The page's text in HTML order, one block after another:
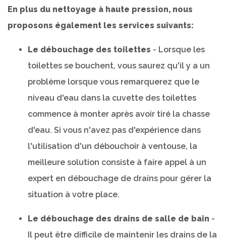
En plus du nettoyage à haute pression, nous
proposons également les services suivants:
Le débouchage des toilettes - Lorsque les
toilettes se bouchent, vous saurez qu'il y a un
problème lorsque vous remarquerez que le
niveau d'eau dans la cuvette des toilettes
commence à monter après avoir tiré la chasse
d'eau. Si vous n'avez pas d'expérience dans
l'utilisation d'un débouchoir à ventouse, la
meilleure solution consiste à faire appel à un
expert en débouchage de drains pour gérer la
situation à votre place.
Le débouchage des drains de salle de bain -
Il peut être difficile de maintenir les drains de la